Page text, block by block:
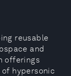
reusable
and
offerings
hypersonic